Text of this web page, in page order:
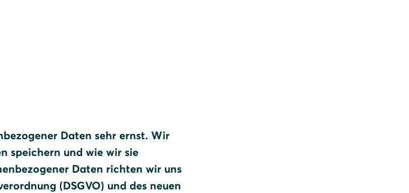
Daten sehr ernst. Wir
speichern und wie wir sie
Daten richten wir uns
(DSGVO) und des neuen